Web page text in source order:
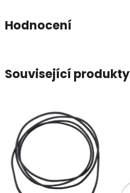
Hodnocení
Související produkty